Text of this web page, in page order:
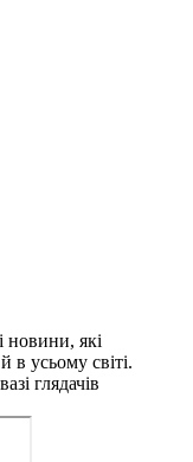
новини, які
в усьому світі.
глядачів